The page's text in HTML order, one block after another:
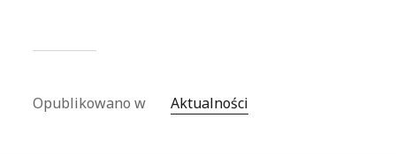
Opublikowano w Aktualności